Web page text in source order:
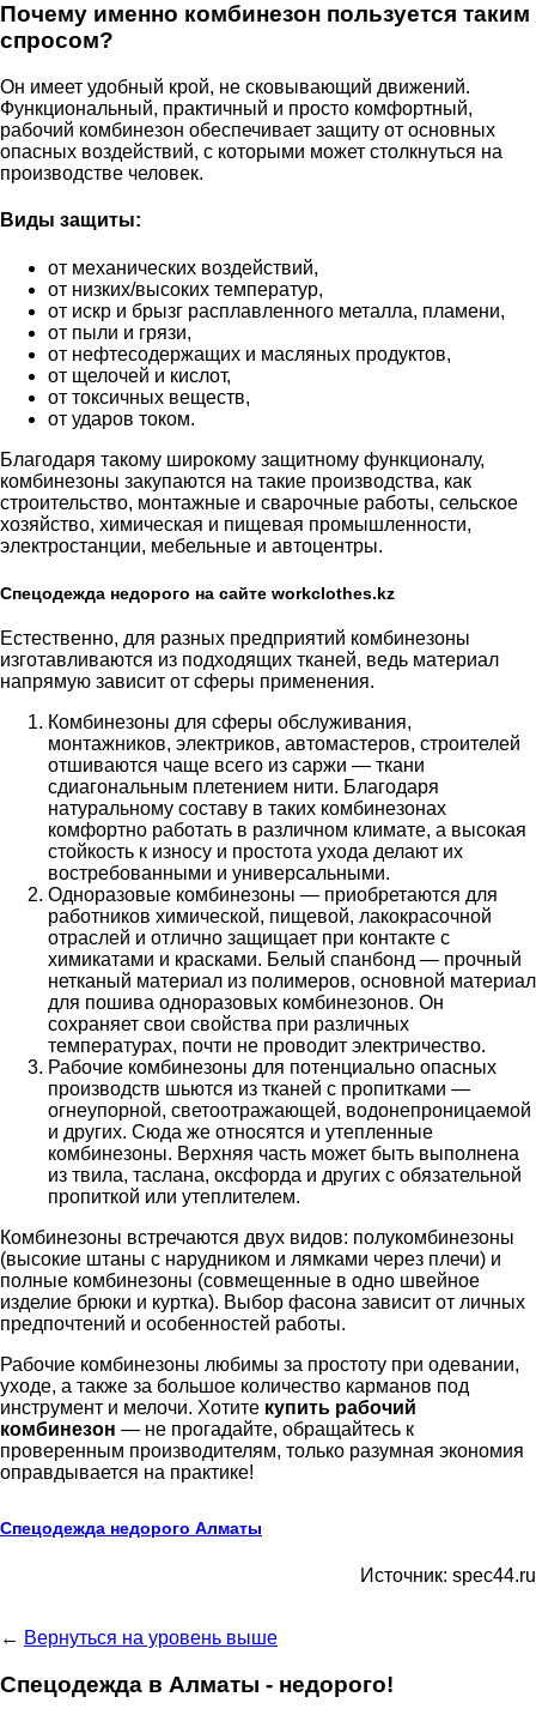
Почему именно комбинезон пользуется таким
спросом?
Он имеет удобный крой, не сковывающий движений.
Функциональный, практичный и просто комфортный,
рабочий комбинезон обеспечивает защиту от основных
опасных воздействий, с которыми может столкнуться на
производстве человек.
Виды защиты:
от механических воздействий,
от низких/высоких температур,
от искр и брызг расплавленного металла, пламени,
от пыли и грязи,
от нефтесодержащих и масляных продуктов,
от щелочей и кислот,
от токсичных веществ,
от ударов током.
Благодаря такому широкому защитному функционалу,
комбинезоны закупаются на такие производства, как
строительство, монтажные и сварочные работы, сельское
хозяйство, химическая и пищевая промышленности,
электростанции, мебельные и автоцентры.
Спецодежда недорого на сайте workclothes.kz
Естественно, для разных предприятий комбинезоны
изготавливаются из подходящих тканей, ведь материал
напрямую зависит от сферы применения.
Комбинезоны для сферы обслуживания,
монтажников, электриков, автомастеров, строителей
отшиваются чаще всего из саржи — ткани
сдиагональным плетением нити. Благодаря
натуральному составу в таких комбинезонах
комфортно работать в различном климате, а высокая
стойкость к износу и простота ухода делают их
востребованными и универсальными.
Одноразовые комбинезоны — приобретаются для
работников химической, пищевой, лакокрасочной
отраслей и отлично защищает при контакте с
химикатами и красками. Белый спанбонд — прочный
нетканый материал из полимеров, основной материал
для пошива одноразовых комбинезонов. Он
сохраняет свои свойства при различных
температурах, почти не проводит электричество.
Рабочие комбинезоны для потенциально опасных
производств шьются из тканей с пропитками —
огнеупорной, светоотражающей, водонепроницаемой
и других. Сюда же относятся и утепленные
комбинезоны. Верхняя часть может быть выполнена
из твила, таслана, оксфорда и других с обязательной
пропиткой или утеплителем.
Комбинезоны встречаются двух видов: полукомбинезоны
(высокие штаны с нарудником и лямками через плечи) и
полные комбинезоны (совмещенные в одно швейное
изделие брюки и куртка). Выбор фасона зависит от личных
предпочтений и особенностей работы.
Рабочие комбинезоны любимы за простоту при одевании,
уходе, а также за большое количество карманов под
инструмент и мелочи. Хотите купить рабочий
комбинезон — не прогадайте, обращайтесь к
проверенным производителям, только разумная экономия
оправдывается на практике!
Спецодежда недорого Алматы
Источник: spec44.ru
← Вернуться на уровень выше
Спецодежда в Алматы - недорого!